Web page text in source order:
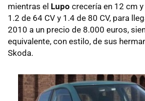
mientras el Lupo crecería en 12 cm
1.2 de 64 CV y 1.4 de 80 CV, para
2010 a un precio de 8.000 euros,
equivalente, con estilo, de sus
Skoda.